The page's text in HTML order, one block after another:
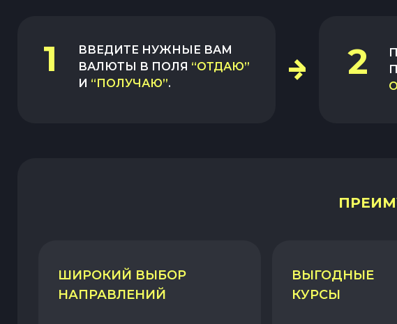
1
ВВЕДИТЕ НУЖНЫЕ ВАМ
ВАЛЮТЫ В ПОЛЯ “ОТДАЮ”
И “ПОЛУЧАЮ”.
2
ШИРОКИЙ ВЫБОР
НАПРАВЛЕНИЙ
ВЫГОДНЫЕ
КУРСЫ